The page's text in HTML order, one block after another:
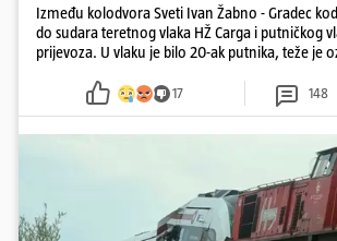
Između kolodvora Sveti Ivan Žabno - Gradec
do sudara teretnog vlaka HŽ Carga i putničkog
prijevoza. U vlaku je bilo 20-ak putnika, teže je
17 148